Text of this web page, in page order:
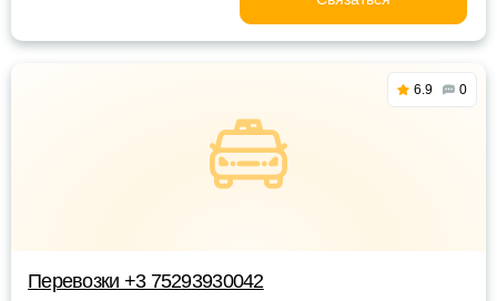
6.9 0
Перевозки +3 75293930042